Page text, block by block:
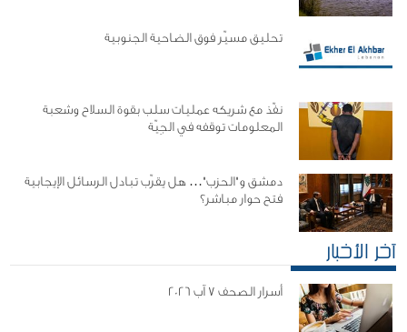
تحليق مسيّر فوق الضاحية الجنوبية
نفّذ مع شريكه عمليات سلب بقوة السلاح وشعبة
المعلومات توقفه في الجِيّة
دمشق و"الحزب"… هل يقرّب تبادل الرسائل الإيجابية
فتح حوار مباشر؟
آخر الأخبار
أسرار الصحف 7 آب 2026